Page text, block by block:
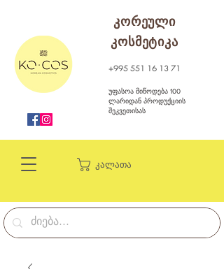
კალათა
კორეული
კოსმეტიკა
+995 551 16 13 71
უფასოა მიწოდება 100
ლარიდან პროდუქციის
შეკვეთისას